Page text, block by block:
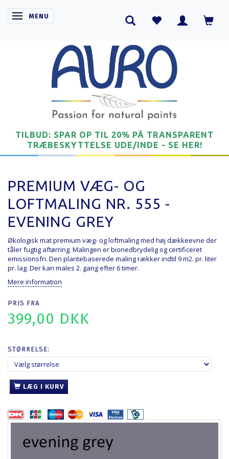
SKIFTE NAVIGATION
MENU
TILBUD: SPAR OP TIL 20% PÅ TRANSPARENT
TRÆBESKYTTELSE UDE/INDE - SE HER!
PREMIUM VÆG- OG
LOFTMALING NR. 555 -
EVENING GREY
Økologisk mat premium væg- og loftmaling med høj dækkeevne der
tåler fugtig aftørring. Malingen er bionedbrydelig og certificeret
emissionsfri. Den plantebaserede maling rækker indtil 9 m2. pr. liter
pr. lag. Der kan males 2. gang efter 6 timer.
Mere information
PRIS FRA
399,00 DKK
STØRRELSE:
LÆG I KURV